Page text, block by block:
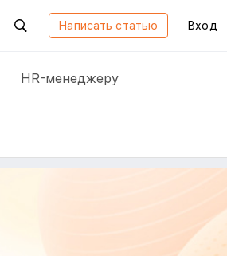
Написать статью Вход
HR-менеджеру